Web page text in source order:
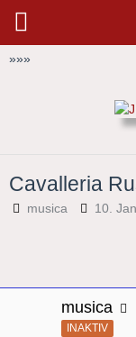
»»»
Cavalleria
musica 10.
musica
INAKTIV